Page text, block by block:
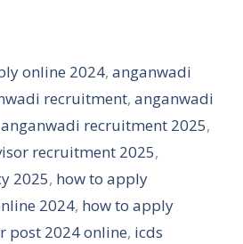
online 2024,anganwadi
recruitment, anganwadi
anganwadi recruitment 2025,
recruitment 2025,
2025, how to apply
2024, how to apply
post 2024 online, icds